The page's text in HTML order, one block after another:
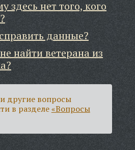
здесь нет того, кого
данные?
найти ветерана из
другие вопросы
в разделе«Вопросы